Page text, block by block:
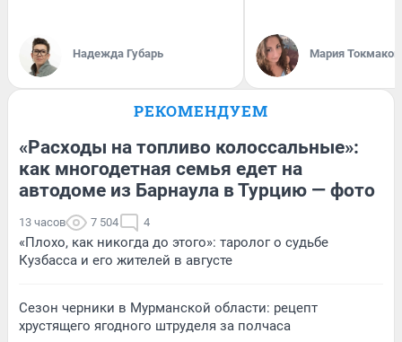
Надежда Губарь Мария
РЕКОМЕНДУЕМ
«Расходы на топливо колоссальные»:
как многодетная семья едет на
автодоме из Барнаула в Турцию — фото
13 часов 7 504 4
«Плохо, как никогда до этого»: таролог о судьбе
Кузбасса и его жителей в августе
Сезон черники в Мурманской области: рецепт
хрустящего ягодного штруделя за полчаса